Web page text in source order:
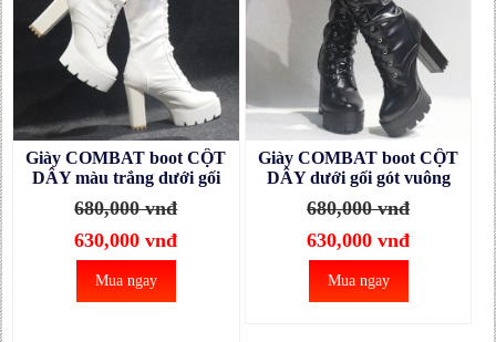
Giày COMBAT boot CỘT
DÂY màu trắng dưới gối
12cm GCC127B
680,000 vnđ
630,000 vnđ
Mua ngay
Giày COMBAT boot CỘT
DÂY dưới gối gót vuông
12cm GCC127A
680,000 vnđ
630,000 vnđ
Mua ngay